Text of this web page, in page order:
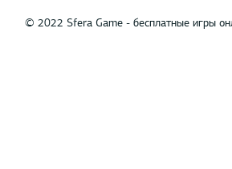
© 2022 Sfera Game - бесплатные игры